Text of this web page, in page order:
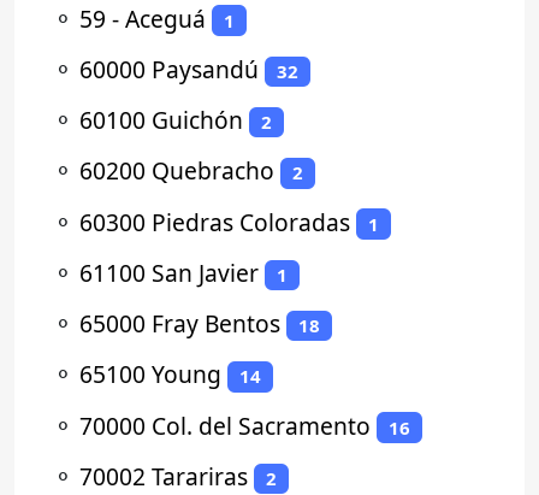
⚬ 59 - Aceguá 1
⚬ 60000 Paysandú 32
⚬ 60100 Guichón 2
⚬ 60200 Quebracho 2
⚬ 60300 Piedras Coloradas 1
⚬ 61100 San Javier 1
⚬ 65000 Fray Bentos 18
⚬ 65100 Young 14
⚬ 70000 Col. del Sacramento 16
⚬ 70002 Tarariras 2